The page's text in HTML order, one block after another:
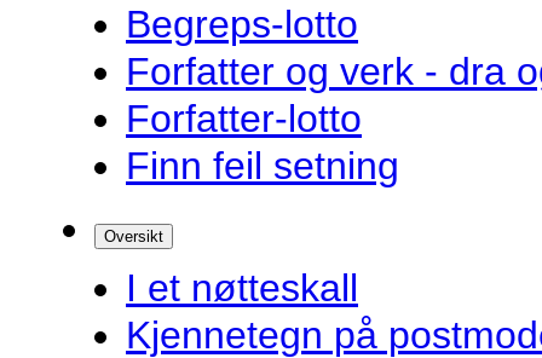
Begreps-lotto
Forfatter og verk - dra
Forfatter-lotto
Finn feil setning
Oversikt
I et nøtteskall
Kjennetegn på